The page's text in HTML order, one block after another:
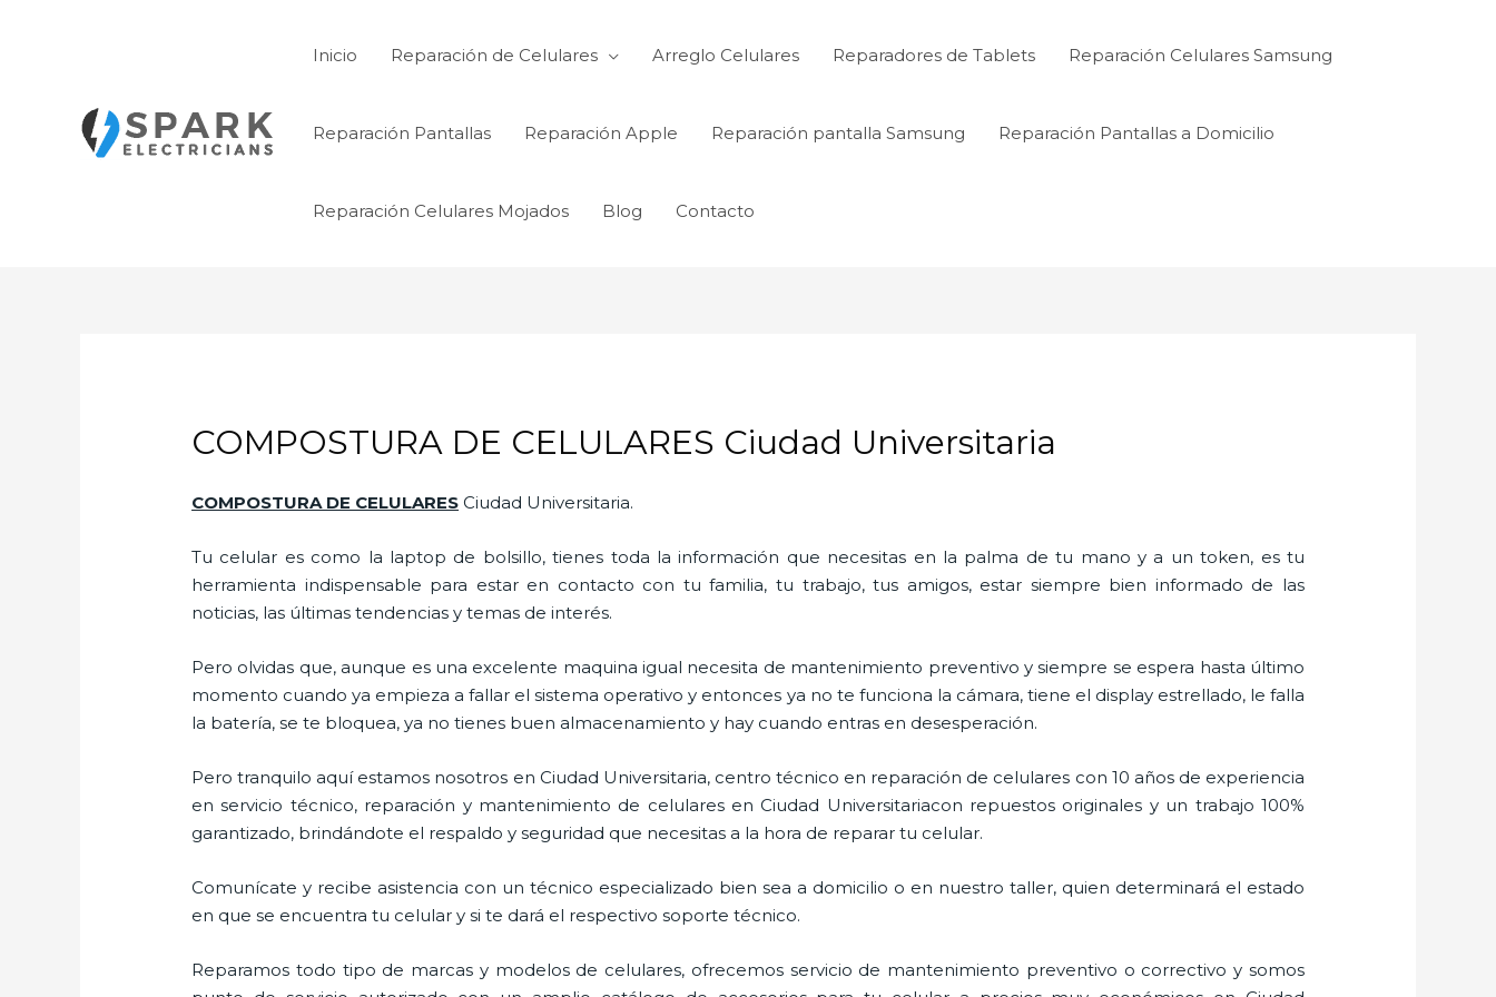
Inicio Reparación de Celulares Arreglo Celulares Reparadores de Tablets Reparación Celulares Samsung
Reparación Pantallas Reparación Apple Reparación pantalla Samsung Reparación Pantallas a Domicilio
Reparación Celulares Mojados Blog Contacto
COMPOSTURA DE CELULARES Ciudad Universitaria
COMPOSTURA DE CELULARES Ciudad Universitaria.
Tu celular es como la laptop de bolsillo, tienes toda la información que necesitas en la palma de tu mano y a un token, es tu
herramienta indispensable para estar en contacto con tu familia, tu trabajo, tus amigos, estar siempre bien informado de las
noticias, las últimas tendencias y temas de interés.
Pero olvidas que, aunque es una excelente maquina igual necesita de mantenimiento preventivo y siempre se espera hasta último
momento cuando ya empieza a fallar el sistema operativo y entonces ya no te funciona la cámara, tiene el display estrellado, le falla
la batería, se te bloquea, ya no tienes buen almacenamiento y hay cuando entras en desesperación.
Pero tranquilo aquí estamos nosotros en Ciudad Universitaria, centro técnico en reparación de celulares con 10 años de experiencia
en servicio técnico, reparación y mantenimiento de celulares en Ciudad Universitariacon repuestos originales y un trabajo 100%
garantizado, brindándote el respaldo y seguridad que necesitas a la hora de reparar tu celular.
Comunícate y recibe asistencia con un técnico especializado bien sea a domicilio o en nuestro taller, quien determinará el estado
en que se encuentra tu celular y si te dará el respectivo soporte técnico.
Reparamos todo tipo de marcas y modelos de celulares, ofrecemos servicio de mantenimiento preventivo o correctivo y somos